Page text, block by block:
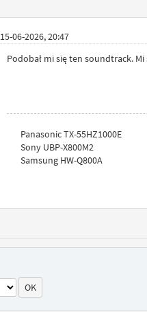
15-06-2026, 20:47
Podobał mi się ten soundtrack.
Panasonic TX-55HZ1000E
Sony UBP-X800M2
Samsung HW-Q800A